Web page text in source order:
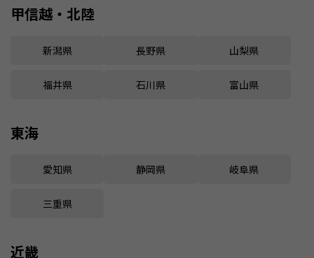
甲信越・北陸
新潟県 長野県 山梨県
福井県 石川県 富山県
東海
愛知県 静岡県 岐阜県
三重県
近畿